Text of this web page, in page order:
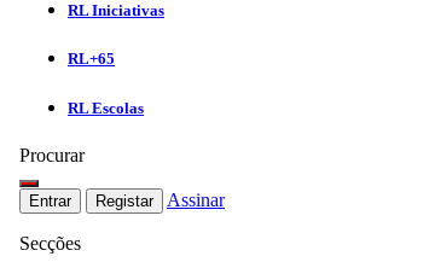
RL Iniciativas
RL+65
RL Escolas
Procurar
Entrar Registar Assinar
Secções